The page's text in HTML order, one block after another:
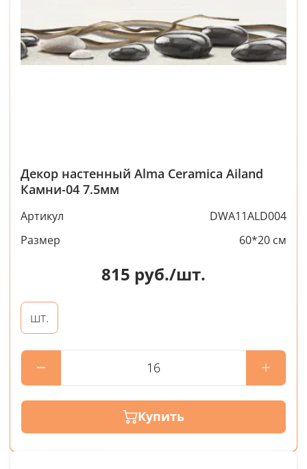
Декор настенный Alma Ceramica Ailand
Камни-04 7.5мм
Артикул
DWA11ALD004
Размер
60*20 см
815 руб./шт.
шт.
Купить